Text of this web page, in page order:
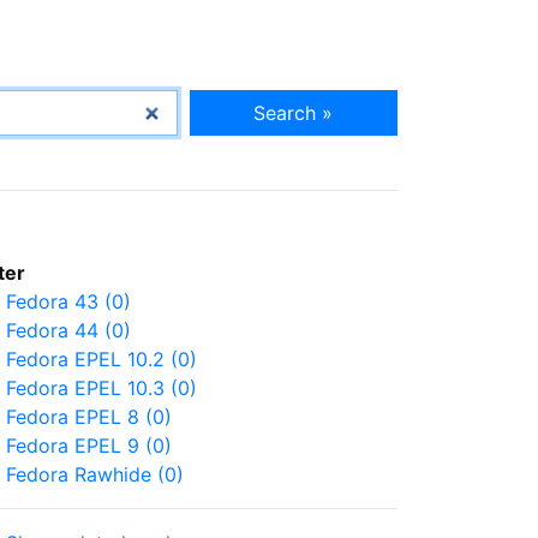
Search »
Fedora 43 (0)
Fedora 44 (0)
Fedora EPEL 10.2 (0)
Fedora EPEL 10.3 (0)
Fedora EPEL 8 (0)
Fedora EPEL 9 (0)
Fedora Rawhide (0)